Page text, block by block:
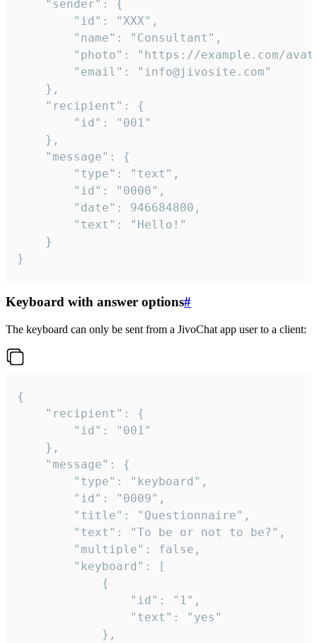
}
Keyboard with answer options#
The keyboard can only be sent from a JivoChat app user to a client:
{